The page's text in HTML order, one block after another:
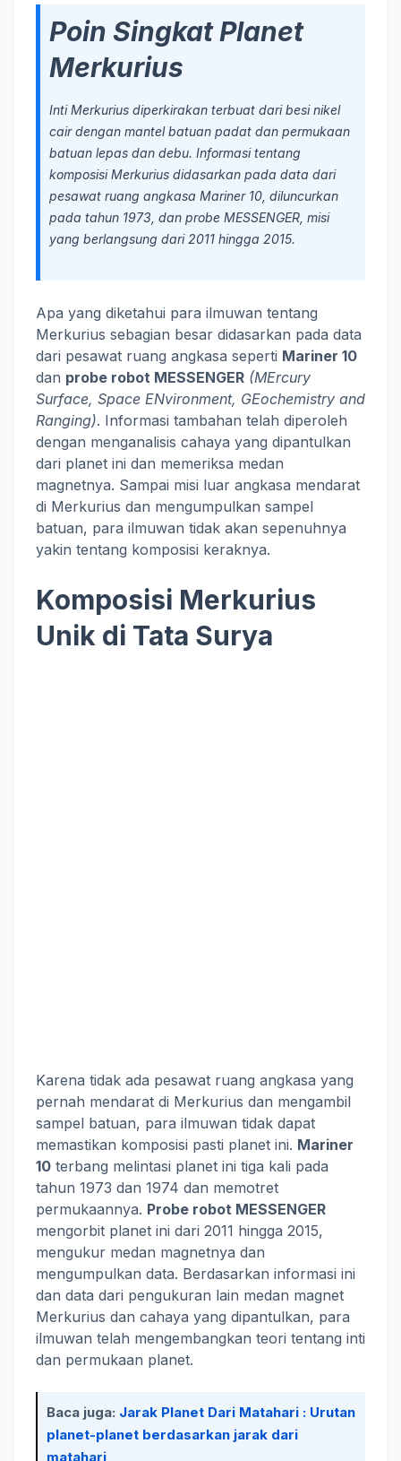
Poin Singkat Planet
Merkurius
Inti Merkurius diperkirakan terbuat dari besi nikel
cair dengan mantel batuan padat dan permukaan
batuan lepas dan debu. Informasi tentang
komposisi Merkurius didasarkan pada data dari
pesawat ruang angkasa Mariner 10, diluncurkan
pada tahun 1973, dan probe MESSENGER, misi
yang berlangsung dari 2011 hingga 2015.
Apa yang diketahui para ilmuwan tentang
Merkurius sebagian besar didasarkan pada data
dari pesawat ruang angkasa seperti Mariner 10
dan probe robot MESSENGER (MErcury
Surface, Space ENvironment, GEochemistry and
Ranging). Informasi tambahan telah diperoleh
dengan menganalisis cahaya yang dipantulkan
dari planet ini dan memeriksa medan
magnetnya. Sampai misi luar angkasa mendarat
di Merkurius dan mengumpulkan sampel
batuan, para ilmuwan tidak akan sepenuhnya
yakin tentang komposisi keraknya.
Komposisi Merkurius
Unik di Tata Surya
Karena tidak ada pesawat ruang angkasa yang
pernah mendarat di Merkurius dan mengambil
sampel batuan, para ilmuwan tidak dapat
memastikan komposisi pasti planet ini. Mariner
10 terbang melintasi planet ini tiga kali pada
tahun 1973 dan 1974 dan memotret
permukaannya. Probe robot MESSENGER
mengorbit planet ini dari 2011 hingga 2015,
mengukur medan magnetnya dan
mengumpulkan data. Berdasarkan informasi ini
dan data dari pengukuran lain medan magnet
Merkurius dan cahaya yang dipantulkan, para
ilmuwan telah mengembangkan teori tentang inti
dan permukaan planet.
Baca juga: Jarak Planet Dari Matahari : Urutan
planet-planet berdasarkan jarak dari
matahari